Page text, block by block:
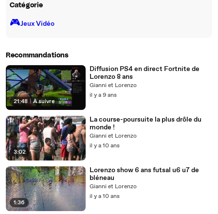
Catégorie
🎮️Jeux Vidéo
Recommandations
21:48 | À suivre
Diffusion PS4 en direct Fortnite de
Lorenzo 8 ans
Gianni et Lorenzo
il y a 9 ans
3:02
La course-poursuite la plus drôle du
monde !
Gianni et Lorenzo
il y a 10 ans
1:36
Lorenzo show 6 ans futsal u6 u7 de
bléneau
Gianni et Lorenzo
il y a 10 ans